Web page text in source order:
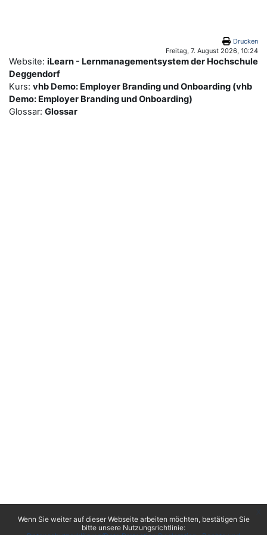
Wenn Sie weiter auf dieser Webseite arbeiten möchten, bestätigen Sie
bitte unsere Nutzungsrichtlinie:
Drucken
Freitag, 7. August 2026, 10:24
Website: iLearn - Lernmanagementsystem der Hochschule
Deggendorf
Kurs: vhb Demo: Employer Branding und Onboarding (vhb
Demo: Employer Branding und Onboarding)
Glossar: Glossar